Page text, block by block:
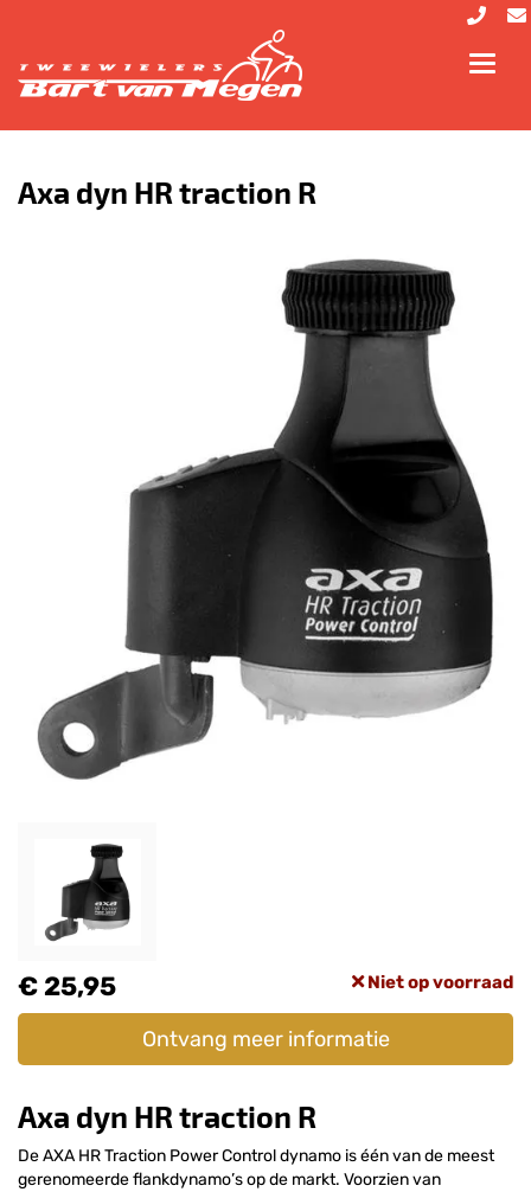
Axa dyn HR traction R
€ 25,95 Niet op voorraad
Ontvang meer informatie
Axa dyn HR traction R
De AXA HR Traction Power Control dynamo is één van de meest
gerenomeerde flankdynamo’s op de markt. Voorzien van